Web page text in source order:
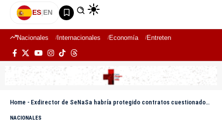
ES|EN
Nacionales Internacionales Economía Entretenimiento
Home - Exdirector de SeNaSa habría protegido contratos cuestionados, según expediente del Ministerio Público
NACIONALES